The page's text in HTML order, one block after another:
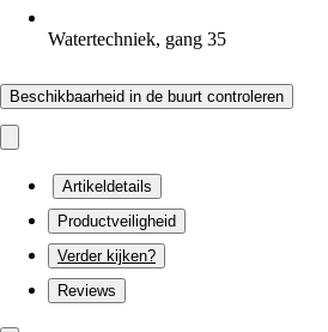
Watertechniek, gang 35
Beschikbaarheid in de buurt controleren
Artikeldetails
Productveiligheid
Verder kijken?
Reviews